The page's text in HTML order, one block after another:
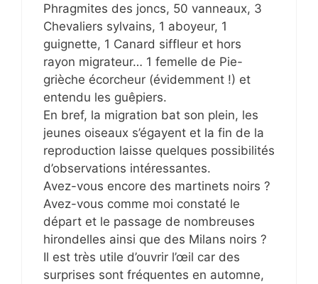
Phragmites des joncs, 50 vanneaux, 3
Chevaliers sylvains, 1 aboyeur, 1
guignette, 1 Canard siffleur et hors
rayon migrateur… 1 femelle de Pie-
grièche écorcheur (évidemment !) et
entendu les guêpiers.
En bref, la migration bat son plein, les
jeunes oiseaux s’égayent et la fin de la
reproduction laisse quelques possibilités
d’observations intéressantes.
Avez-vous encore des martinets noirs ?
Avez-vous comme moi constaté le
départ et le passage de nombreuses
hirondelles ainsi que des Milans noirs ?
Il est très utile d’ouvrir l’œil car des
surprises sont fréquentes en automne,